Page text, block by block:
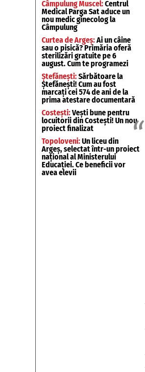
Câmpulung Muscel:Centrul
Medical Parga Sat aduce un
nou medic ginecolog la
Câmpulung
Curtea de Argeș:Ai un câine
sau o pisică? Primăria oferă
sterilizări gratuite pe 6
august. Cum te programezi
Ștefănești:Sărbătoare la
Ștefănești! Cum au fost
marcați cei 574 de ani de la
prima atestare documentară
Costești:Vești bune pentru
locuitorii din Costești! Un nou
proiect finalizat
Topoloveni:Un liceu din
Argeș, selectat într-un proiect
național al Ministerului
Educației. Ce beneficii vor
avea elevii